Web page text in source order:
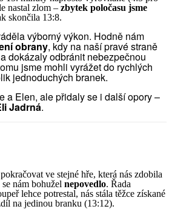
nastal zlom –zbytek poločasu jsme
skončila 13:8.
výborný výkon. Hodně nám
obrany, kdy na naší pravé straně
a dokázaly odbránit nebezpečnou
jsme mohli vyrážet do rychlých
jednoduchých branek.
a Elen, ale přidaly se i další opory –
Jadrná.
ve stejné hře, která nás zdobila
se nám bohuželnepovedlo. Řada
lehce potrestal, nás stála těžce získané
na jedinou branku (13:12).